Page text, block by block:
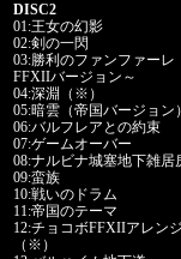
DISC2
01:王女の幻影
02:剣の一閃
03:勝利のファンファーレ
FFXIIバージョン～
04:深淵（※）
05:暗雲（帝国バージョン
06:バルフレアとの約束
07:ゲームオーバー
08:ナルビナ城塞地下雑居
09:蛮族
10:戦いのドラム
11:帝国のテーマ
12:チョコボFFXIIアレン
（※）